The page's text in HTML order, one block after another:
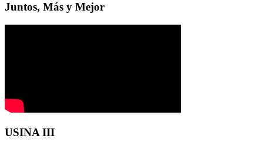
Juntos, Más y Mejor
USINA III